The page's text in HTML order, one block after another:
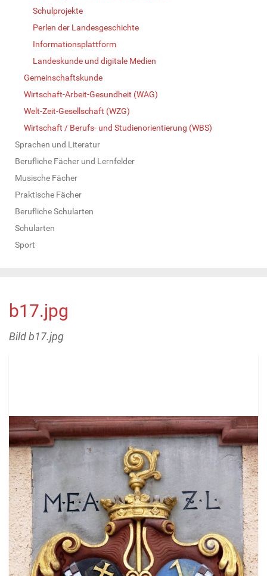
Schulprojekte
Perlen der Landesgeschichte
Informationsplattform
Landeskunde und digitale Medien
Gemeinschaftskunde
Wirtschaft-Arbeit-Gesundheit (WAG)
Welt-Zeit-Gesellschaft (WZG)
Wirtschaft / Berufs- und Studienorientierung (WBS)
Sprachen und Literatur
Berufliche Fächer und Lernfelder
Musische Fächer
Praktische Fächer
Berufliche Schularten
Schularten
Sport
b17.jpg
Bild b17.jpg